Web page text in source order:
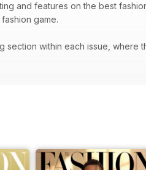
and features on the best
game.
section within each issue,